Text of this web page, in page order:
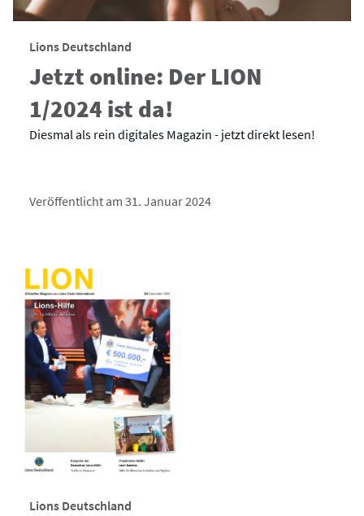
Lions Deutschland
Jetzt online: Der LION
1/2024 ist da!
Diesmal als rein digitales Magazin - jetzt direkt lesen!
Veröffentlicht am 31. Januar 2024
Lions Deutschland